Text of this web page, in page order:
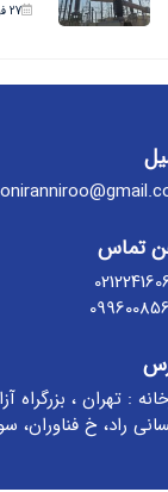
27 فوریه 2026
تماس
: تهران ،
راد، خ فناوران،